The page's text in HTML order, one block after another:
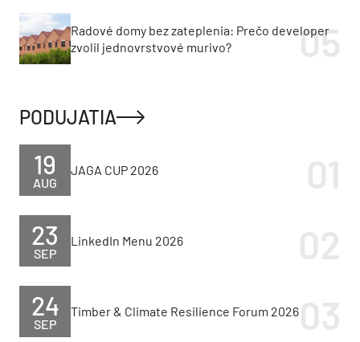
Radové domy bez zateplenia: Prečo developer
zvolil jednovrstvové murivo?
PODUJATIA
AUG
19 JAGA CUP 2026
SEP
23 LinkedIn Menu 2026
SEP
24 Timber & Climate Resilience Forum 2026